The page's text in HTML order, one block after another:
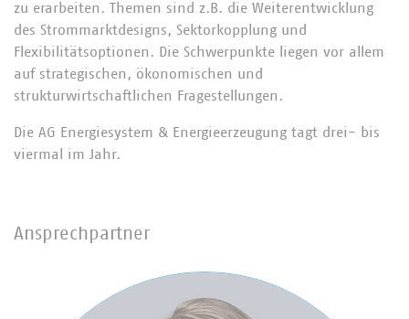
zu erarbeiten. Themen sind z.B. die Weiterentwicklung
des Strommarktdesigns, Sektorkopplung und
Flexibilitätsoptionen. Die Schwerpunkte liegen vor allem
auf strategischen, ökonomischen und
strukturwirtschaftlichen Fragestellungen.
Die AG Energiesystem & Energieerzeugung tagt drei- bis
viermal im Jahr.
Ansprechpartner